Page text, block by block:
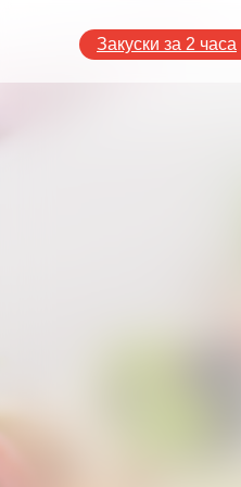
Закуски за 2 часа